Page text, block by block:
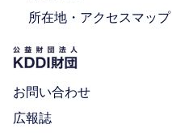
所在地・アクセスマップ
お問い合わせ
広報誌